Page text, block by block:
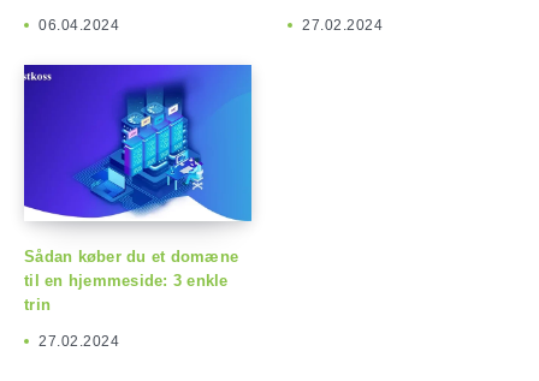
06.04.2024 27.02.2024
Sådan køber du et domæne
til en hjemmeside: 3 enkle
trin
27.02.2024